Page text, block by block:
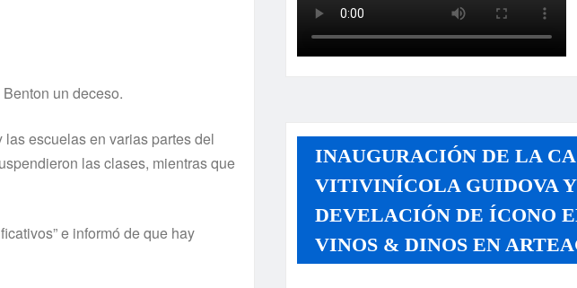
un deceso.
escuelas en varias partes del
las clases, mientras que
e informó de que hay
INAUGURACIÓN DE LA
VITIVINÍCOLA GUIDOVA Y
DEVELACIÓN DE ÍCONO
VINOS & DINOS EN